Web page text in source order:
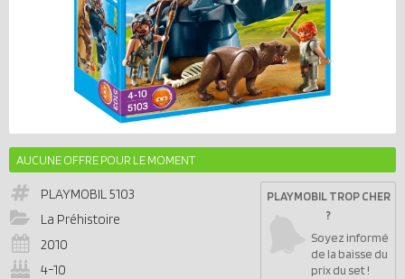
AUCUNE OFFRE POUR LE MOMENT
PLAYMOBIL5103
La Préhistoire
2010
4-10
PLAYMOBIL TROP CHER
?
Soyez informé
de la baisse du
prix du set !